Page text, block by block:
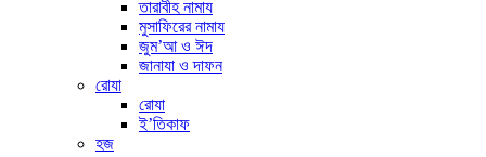
তারাবীহ নামায
মুসাফিরের নামায
জুম’আ ও ঈদ
জানাযা ও দাফন
রোযা
রোযা
ই’তিকাফ
হজ